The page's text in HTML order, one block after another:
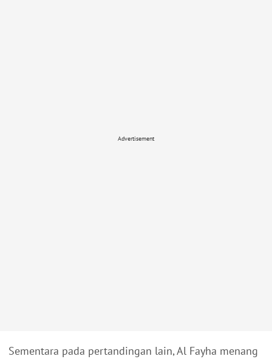
Advertisement
Sementara pada pertandingan lain, Al Fayha menang